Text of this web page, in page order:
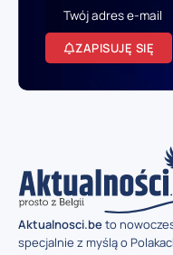
ZAPISUJĘ SIĘ
Aktualnosci.beto
specjalnie z myślą o